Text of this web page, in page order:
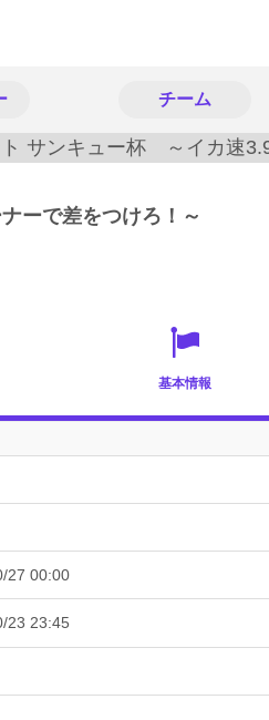
チーム
ーで差をつけろ！～
基本情報
27 00:00
23 23:45